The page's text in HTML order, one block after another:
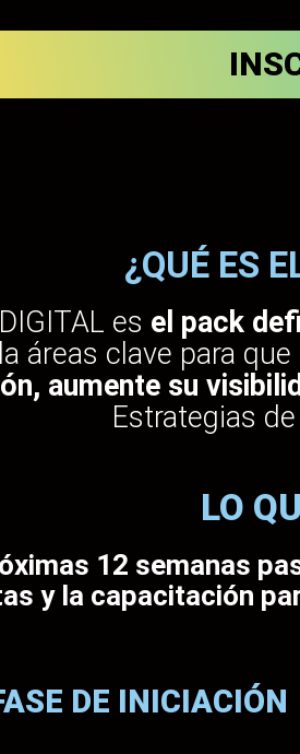
¿QUÉ ES
es el pack
áreas clave para
aumente su
Estrategias
LO
12 semanas
y la capacitación
DE INICIACIÓN